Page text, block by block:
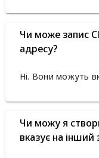
Чи може запис
адресу?
Ні. Вони можуть
Чи можу я
вказує на інший